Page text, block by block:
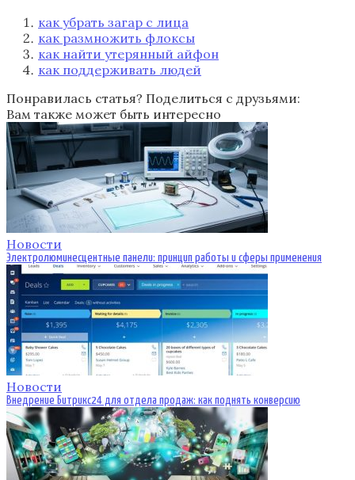
как убрать загар с лица
как размножить флоксы
как найти утерянный айфон
как поддерживать людей
Понравилась статья? Поделиться с друзьями:
Вам также может быть интересно
Новости
Электролюминесцентные панели: принцип работы и сферы применения
Новости
Внедрение Битрикс24 для отдела продаж: как поднять конверсию